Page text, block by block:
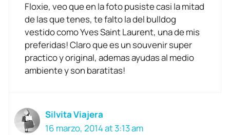
Floxie, veo que en la foto pusiste casi la mitad
de las que tenes, te falto la del bulldog
vestido como Yves Saint Laurent, una de mis
preferidas! Claro que es un souvenir super
practico y original, ademas ayudas al medio
ambiente y son baratitas!
Silvita Viajera
16 marzo, 2014 at 3:13 am